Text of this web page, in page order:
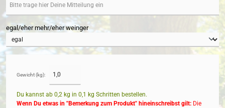
egal/eher mehr/eher weinger
Gewicht (kg):
Du kannst ab 0,2 kg in 0,1 kg Schritten bestellen.
Wenn Du etwas in "Bemerkung zum Produkt" hineinschreibst gilt: Die